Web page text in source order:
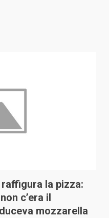
la pizza:
c’era il
mozzarella